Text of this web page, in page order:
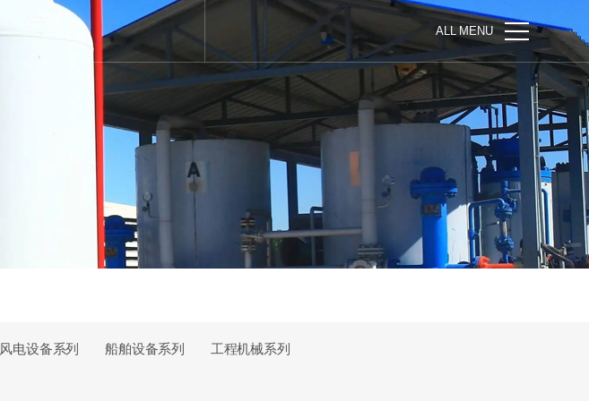
ALL MENU
风电设备系列 船舶设备系列 工程机械系列